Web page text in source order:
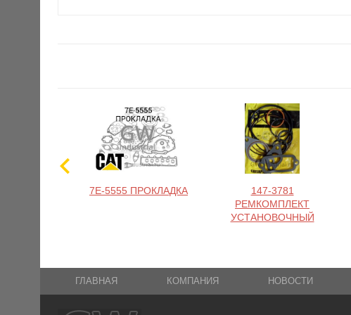
7E-5555 ПРОКЛАДКА
147-3781
РЕМКОМПЛЕКТ
УСТАНОВОЧНЫЙ
ГЛАВНАЯ КОМПАНИЯ НОВОСТИ